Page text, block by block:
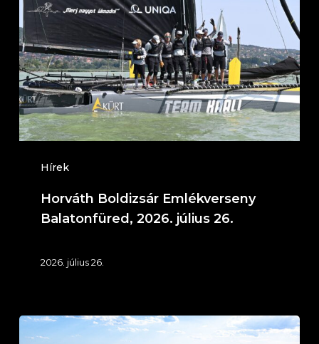
Hírek
Emlékverseny
Balatonfüred,
2026.
július
26.
Horváth Boldizsár Emlékverseny
Balatonfüred, 2026. július 26.
2026. július 26.
IT